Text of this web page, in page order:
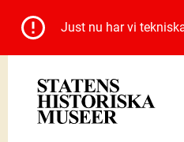
Just nu har vi